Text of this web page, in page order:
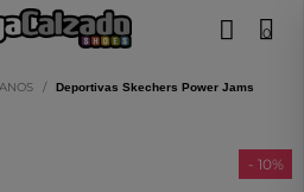
online
0
/
Deportivas Skechers Power Jams
- 10%